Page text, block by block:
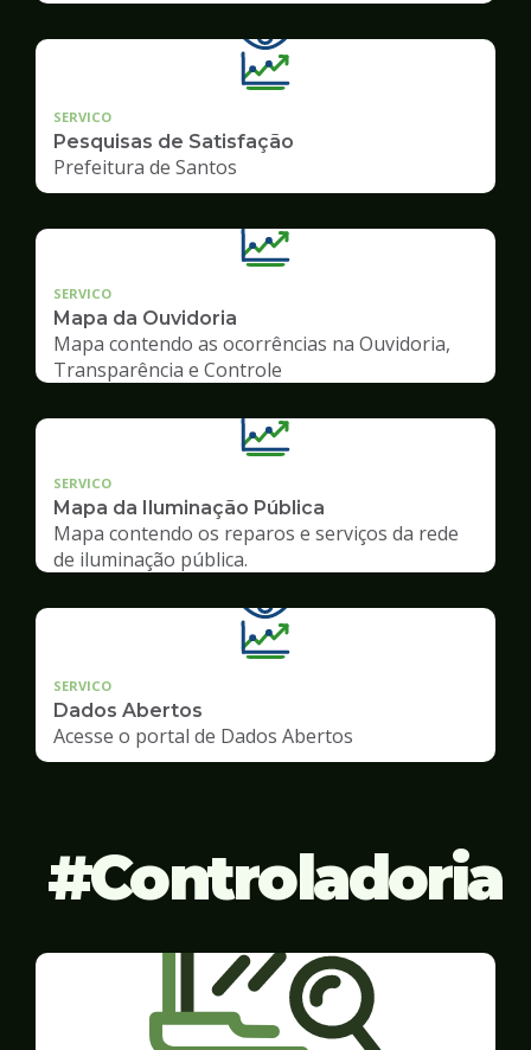
SERVICO
Pesquisas de Satisfação
Prefeitura de Santos
SERVICO
Mapa da Ouvidoria
Mapa contendo as ocorrências na Ouvidoria,
Transparência e Controle
SERVICO
Mapa da Iluminação Pública
Mapa contendo os reparos e serviços da rede
de iluminação pública.
SERVICO
Dados Abertos
Acesse o portal de Dados Abertos
Controladoria